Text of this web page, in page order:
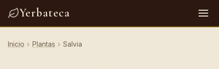
Yerbateca
Inicio › Plantas › Salvia